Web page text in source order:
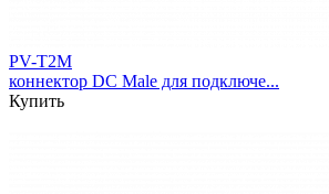
PV-T2M
коннектор DC Male для подключе...
Купить